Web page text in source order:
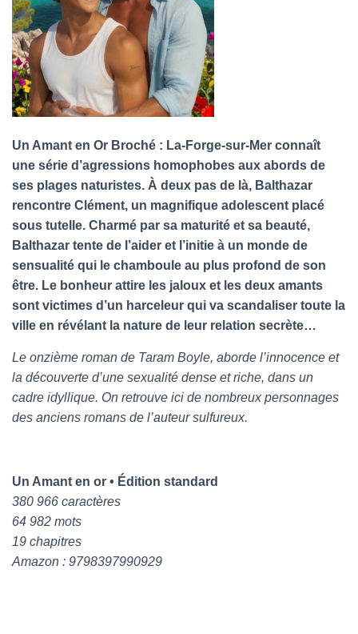
Un Amant en Or Broché : La-Forge-sur-Mer connaît
une série d’agressions homophobes aux abords de
ses plages naturistes. À deux pas de là, Balthazar
rencontre Clément, un magnifique adolescent placé
sous tutelle. Charmé par sa maturité et sa beauté,
Balthazar tente de l’aider et l’initie à un monde de
sensualité qui le chamboule au plus profond de son
être. Le bonheur attire les jaloux et les deux amants
sont victimes d’un harceleur qui va scandaliser toute la
ville en révélant la nature de leur relation secrète…
Le onzième roman de Taram Boyle, aborde l’innocence et
la découverte d’une sexualité dense et riche, dans un
cadre idyllique. On retrouve ici de nombreux personnages
des anciens romans de l’auteur sulfureux.
Un Amant en or • Édition standard
380 966 caractères
64 982 mots
19 chapitres
Amazon : 9798397990929